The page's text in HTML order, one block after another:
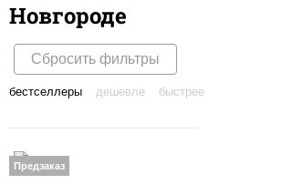
Новгороде
Сбросить фильтры
бестселлеры дешевле быстрее
Предзаказ